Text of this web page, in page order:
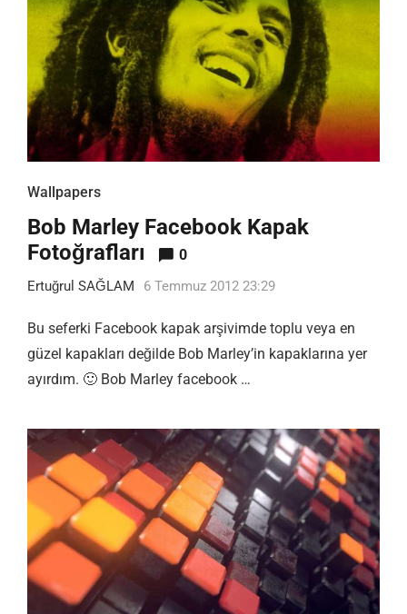
Wallpapers
Bob Marley Facebook Kapak
Fotoğrafları
0
Ertuğrul SAĞLAM 6 Temmuz 2012 23:29
Bu seferki Facebook kapak arşivimde toplu veya en
güzel kapakları değilde Bob Marley’in kapaklarına yer
ayırdım. 🙂 Bob Marley facebook …